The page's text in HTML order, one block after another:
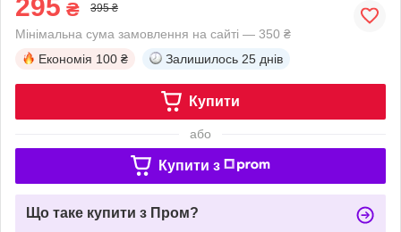
295 ₴ 395 ₴
Мінімальна сума замовлення на сайті — 350 ₴
Економія 100 ₴ Залишилось 25 днів
Купити
або
Купити з
Що таке купити з Пром?